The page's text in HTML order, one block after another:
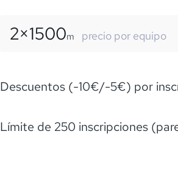
2×1500m precio por equipo
Descuentos (-10€/-5€) por
Límite de 250 inscripciones